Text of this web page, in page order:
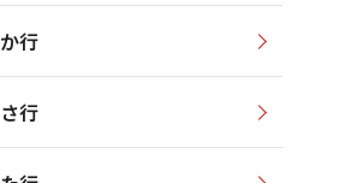
か行
さ行